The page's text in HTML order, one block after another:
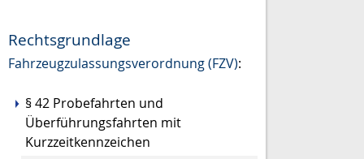
Rechtsgrundlage
Fahrzeugzulassungsverordnung (FZV):
§ 42 Probefahrten und
Überführungsfahrten mit
Kurzzeitkennzeichen